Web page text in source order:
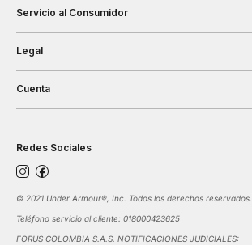
Servicio al Consumidor
Legal
Cuenta
Redes Sociales
©️ 2021 Under Armour®️, Inc. Todos los derechos reservados.
Teléfono servicio al cliente: 018000423625
FORUS COLOMBIA S.A.S. NOTIFICACIONES JUDICIALES: